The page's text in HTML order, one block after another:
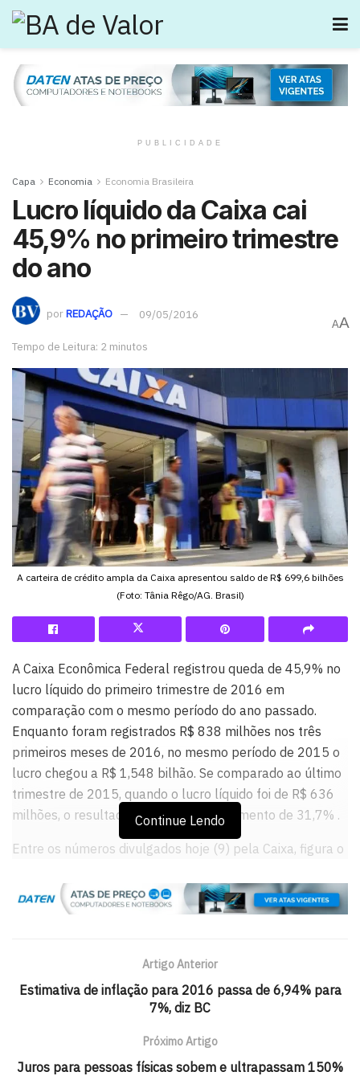
PUBLICIDADE
Capa Economia Economia Brasileira
Lucro líquido da Caixa cai
45,9% no primeiro trimestre
do ano
porREDAÇÃO 09/05/2016
Tempo de Leitura: 2 minutos
AA
A carteira de crédito ampla da Caixa apresentou saldo de R$ 699,6 bilhões
(Foto: Tânia Rêgo/AG. Brasil)
A Caixa Econômica Federal registrou queda de 45,9% no
lucro líquido do primeiro trimestre de 2016 em
comparação com o mesmo período do ano passado.
Enquanto foram registrados R$ 838 milhões nos três
primeiros meses de 2016, no mesmo período de 2015 o
lucro chegou a R$ 1,548 bilhão. Se comparado ao último
trimestre de 2015, quando o lucro líquido foi de R$ 636
milhões, o resultado representa um aumento de 31,7% .
Entre os números divulgados hoje (9) pela Caixa, figura o
385,3 milhões, mostrando elevação em relação aos dois
últimos trimestres de 2015.
encerrou o primeiro trimestre em 3,51%, abaixo da média
de mercado, de 3,55%. As despesas com provisão para
crédito de liquidação duvidosa diminuíram em 24,2% em
totalizando R$ 3,8 bilhões.
Continue Lendo
Artigo Anterior
Estimativa de inflação para 2016 passa de 6,94% para
7%, diz BC
Próximo Artigo
Juros para pessoas físicas sobem e ultrapassam 150%